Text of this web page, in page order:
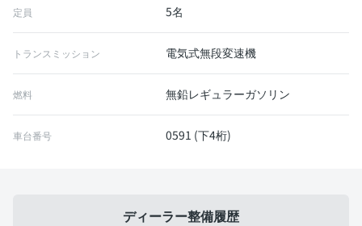
定員 5名
トランスミッション 電気式無段変速機
燃料 無鉛レギュラーガソリン
車台番号 0591 (下4桁)
ディーラー整備履歴